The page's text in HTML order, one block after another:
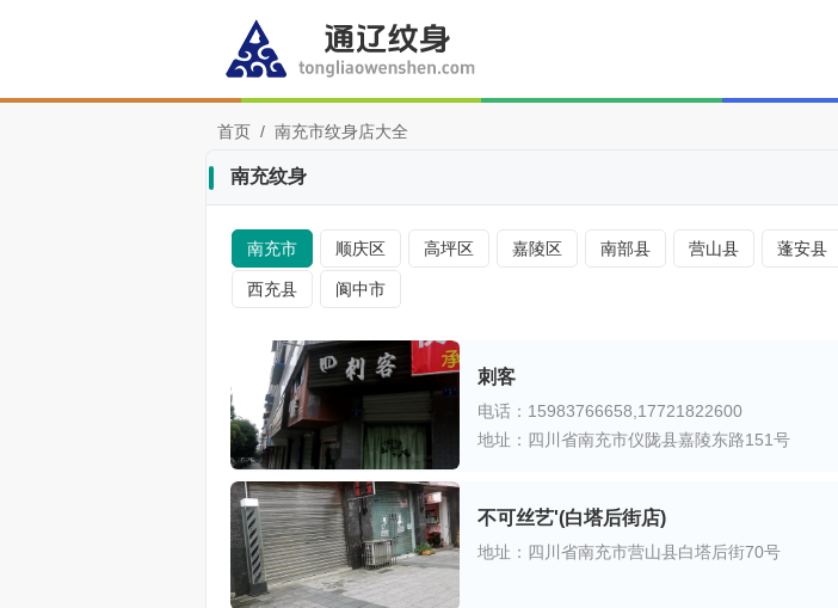
首页 / 南充市纹身店大全
南充纹身
南充市 顺庆区 高坪区 嘉陵区 南部县 营山县 蓬安县
西充县 阆中市
刺客
电话：15983766658,17721822600
地址：四川省南充市仪陇县嘉陵东路151号
不可丝艺'(白塔后街店)
地址：四川省南充市营山县白塔后街70号